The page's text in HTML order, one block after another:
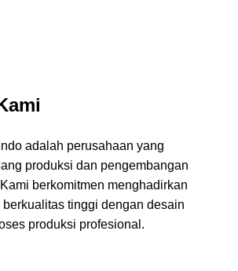
adalah perusahaan yang
produksi dan pengembangan
berkomitmen menghadirkan
tinggi dengan desain
produksi profesional.